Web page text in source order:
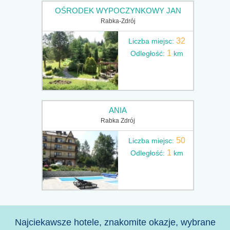
OŚRODEK WYPOCZYNKOWY JAN
Rabka-Zdrój
Liczba miejsc:32
Odległość: 1 km
ANIA
Rabka Zdrój
Liczba miejsc: 50
Odległość: 1 km
Najciekawsze hotele, znakomite okazje, wybrane